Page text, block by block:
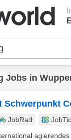
Jobs in
Schwerpunkt
JobRad